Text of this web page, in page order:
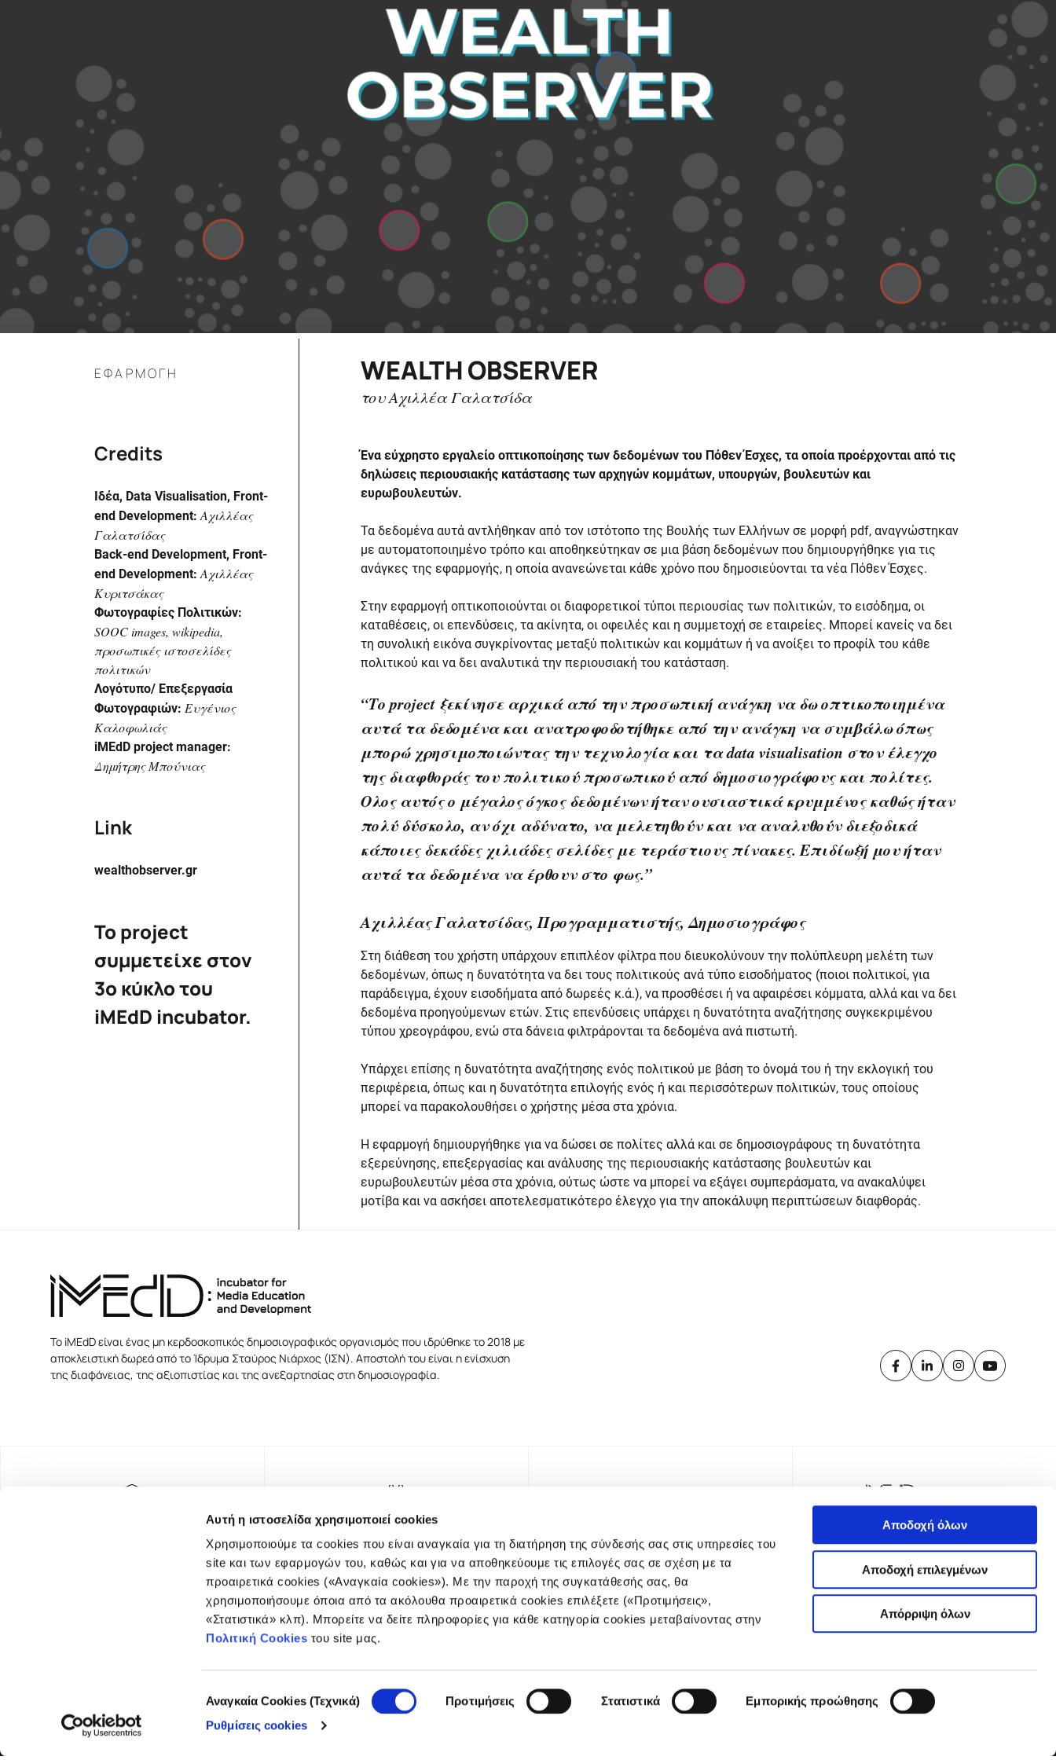
Αυτή η ιστοσελίδα χρησιμοποιεί cookies
Χρησιμοποιούμε τα cookies που είναι αναγκαία για τη διατήρηση της σύνδεσής σας στις υπηρεσίες του
site και των εφαρμογών του, καθώς και για να αποθηκεύουμε τις επιλογές σας σε σχέση με τα
προαιρετικά cookies («Αναγκαία cookies»). Με την παροχή της συγκατάθεσής σας, θα
χρησιμοποιήσουμε όποια από τα ακόλουθα προαιρετικά cookies επιλέξετε («Προτιμήσεις»,
«Στατιστικά» κλπ). Μπορείτε να δείτε πληροφορίες για κάθε κατηγορία cookies μεταβαίνοντας στην
Πολιτική Cookies του site μας.
συγκατάθεσης
Αναγκαία Cookies (Τεχνικά) Προτιμήσεις Στατιστικά
Εμπορικής προώθησης
Ρυθμίσεις cookies
Αποδοχή όλων
Αποδοχή επιλεγμένων
Απόρριψη όλων
WEALTH OBSERVER
του Αχιλλέα Γαλατσίδα
Ένα εύχρηστο εργαλείο οπτικοποίησης των δεδομένων του Πόθεν Έσχες, τα οποία προέρχονται από τις
δηλώσεις περιουσιακής κατάστασης των αρχηγών κομμάτων, υπουργών, βουλευτών και
ευρωβουλευτών.
Τα δεδομένα αυτά αντλήθηκαν από τον ιστότοπο της Βουλής των Ελλήνων σε μορφή pdf, αναγνώστηκαν
με αυτοματοποιημένο τρόπο και αποθηκεύτηκαν σε μια βάση δεδομένων που δημιουργήθηκε για τις
ανάγκες της εφαρμογής, η οποία ανανεώνεται κάθε χρόνο που δημοσιεύονται τα νέα Πόθεν Έσχες.
Στην εφαρμογή οπτικοποιούνται οι διαφορετικοί τύποι περιουσίας των πολιτικών, το εισόδημα, οι
καταθέσεις, οι επενδύσεις, τα ακίνητα, οι οφειλές και η συμμετοχή σε εταιρείες. Μπορεί κανείς να δει
τη συνολική εικόνα συγκρίνοντας μεταξύ πολιτικών και κομμάτων ή να ανοίξει το προφίλ του κάθε
πολιτικού και να δει αναλυτικά την περιουσιακή του κατάσταση.
“Το project ξεκίνησε αρχικά από την προσωπική ανάγκη να δω οπτικοποιημένα
αυτά τα δεδομένα και ανατροφοδοτήθηκε από την ανάγκη να συμβάλω όπως
μπορώ χρησιμοποιώντας την τεχνολογία και τα data visualisation στον έλεγχο
της διαφθοράς του πολιτικού προσωπικού από δημοσιογράφους και πολίτες.
Ολος αυτός ο μέγαλος όγκος δεδομένων ήταν ουσιαστικά κρυμμένος καθώς ήταν
πολύ δύσκολο, αν όχι αδύνατο, να μελετηθούν και να αναλυθούν διεξοδικά
κάποιες δεκάδες χιλιάδες σελίδες με τεράστιους πίνακες. Επιδίωξή μου ήταν
αυτά τα δεδομένα να έρθουν στο φως.”
Αχιλλέας Γαλατσίδας, Προγραμματιστής, Δημοσιογράφος
Στη διάθεση του χρήστη υπάρχουν επιπλέον φίλτρα που διευκολύνουν την πολύπλευρη μελέτη των
δεδομένων, όπως η δυνατότητα να δει τους πολιτικούς ανά τύπο εισοδήματος (ποιοι πολιτικοί, για
παράδειγμα, έχουν εισοδήματα από δωρεές κ.ά.), να προσθέσει ή να αφαιρέσει κόμματα, αλλά και να δει
δεδομένα προηγούμενων ετών. Στις επενδύσεις υπάρχει η δυνατότητα αναζήτησης συγκεκριμένου
τύπου χρεογράφου, ενώ στα δάνεια φιλτράρονται τα δεδομένα ανά πιστωτή.
Υπάρχει επίσης η δυνατότητα αναζήτησης ενός πολιτικού με βάση το όνομά του ή την εκλογική του
περιφέρεια, όπως και η δυνατότητα επιλογής ενός ή και περισσότερων πολιτικών, τους οποίους
μπορεί να παρακολουθήσει ο χρήστης μέσα στα χρόνια.
Η εφαρμογή δημιουργήθηκε για να δώσει σε πολίτες αλλά και σε δημοσιογράφους τη δυνατότητα
εξερεύνησης, επεξεργασίας και ανάλυσης της περιουσιακής κατάστασης βουλευτών και
ευρωβουλευτών μέσα στα χρόνια, ούτως ώστε να μπορεί να εξάγει συμπεράσματα, να ανακαλύψει
μοτίβα και να ασκήσει αποτελεσματικότερο έλεγχο για την αποκάλυψη περιπτώσεων διαφθοράς.
ΕΦΑΡΜΟΓΗ
Credits
Ιδέα, Data Visualisation, Front-
end Development: Αχιλλέας
Γαλατσίδας
Back-end Development, Front-
end Development: Αχιλλέας
Κυριτσάκας
Φωτογραφίες Πολιτικών:
SOOC images, wikipedia,
προσωπικές ιστοσελίδες
πολιτικών
Λογότυπο/ Επεξεργασία
Φωτογραφιών: Ευγένιος
Καλοφωλιάς
iMEdD project manager:
Δημήτρης Μπούνιας
Link
wealthobserver.gr
Το project
συμμετείχε στον
3ο κύκλο του
iMEdD incubator.
Το iMEdD είναι ένας μη κερδοσκοπικός δημοσιογραφικός οργανισμός που ιδρύθηκε το 2018 με
αποκλειστική δωρεά από το Ίδρυμα Σταύρος Νιάρχος (ΙΣΝ). Αποστολή του είναι η ενίσχυση
της διαφάνειας, της αξιοπιστίας και της ανεξαρτησίας στη δημοσιογραφία.
NEWSLETTER
© COPYRIGHT iMEdD